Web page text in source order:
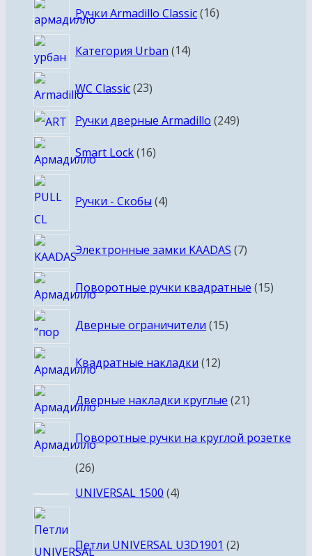
Ручки Armadillo Classic 1616
Категория Urban 1414
WC Classic 2323
Ручки дверные Armadillo 249249
Smart Lock 1616
Ручки - Скобы 4товара
Электронные замки KAADAS 77
Поворотные ручки квадратные 1515
Дверные ограничители 1515
Квадратные накладки 1212
Дверные накладки круглые 2121
Поворотные ручки на круглой розетке
2626
товаров
UNIVERSAL 1500 44
Петли UNIVERSAL U3D1901 2товара